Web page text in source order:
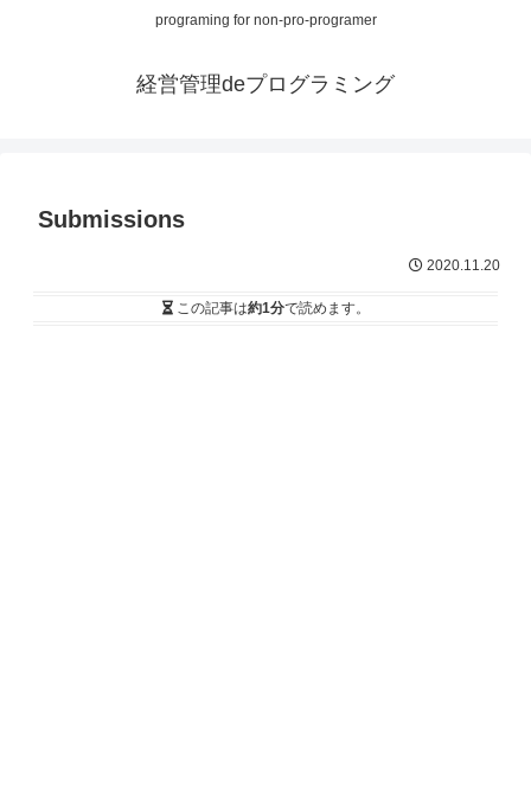
programing for non-pro-programer
経営管理deプログラミング
Submissions
2020.11.20
この記事は約1分で読めます。